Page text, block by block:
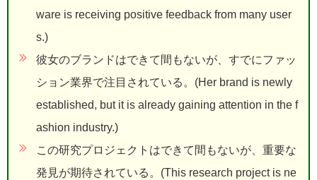
ware is receiving positive feedback from many user
s.)
彼女のブランドはできて間もないが、すでにファッ
ション業界で注目されている。(Her brand is newly
established, but it is already gaining attention in the f
ashion industry.)
この研究プロジェクトはできて間もないが、重要な
発見が期待されている。(This research project is ne